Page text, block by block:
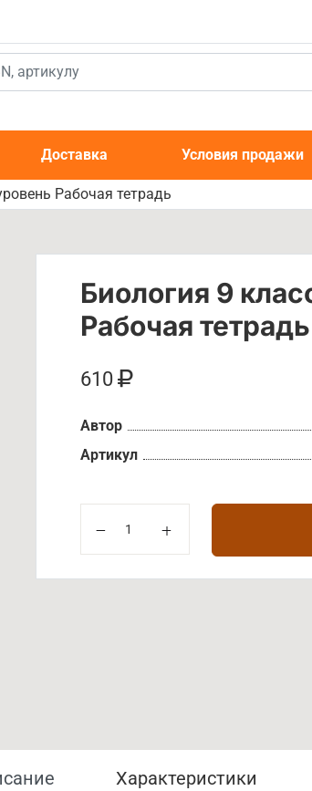
Доставка Условия продажи
Рабочая тетрадь
Биология 9
Рабочая тетрадь
610
Автор
Артикул
Характеристики